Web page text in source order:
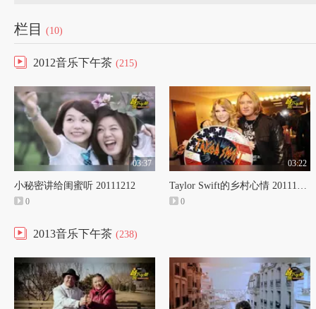
栏目 (10)
2012音乐下午茶 (215)
03:37
小秘密讲给闺蜜听 20111212
0
03:22
Taylor Swift的乡村心情 20111213
0
2013音乐下午茶 (238)